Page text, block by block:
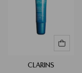
CLARINS